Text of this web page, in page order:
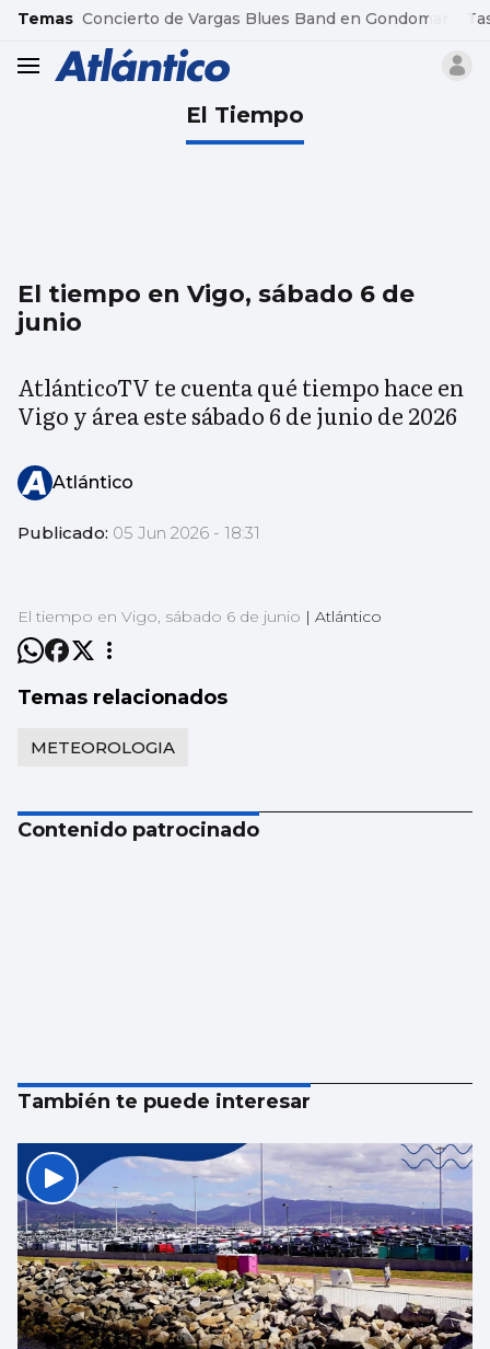
common.go-to-content
Temas Concierto de Vargas Blues Band en Gondomar
header.menu.open
El Tiempo
El tiempo en Vigo, sábado 6 de
junio
AtlánticoTV te cuenta qué tiempo hace en
Vigo y área este sábado 6 de junio de 2026
Atlántico
Publicado: 05 Jun 2026 - 18:31
El tiempo en Vigo, sábado 6 de junio | Atlántico
Temas relacionados
METEOROLOGIA
Contenido patrocinado
También te puede interesar